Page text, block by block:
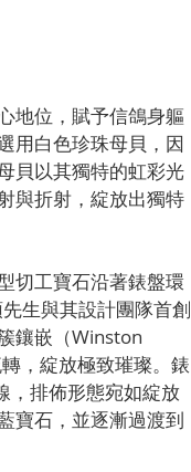
地位，賦予信鴿身軀
用白色珍珠母貝，因
貝以其獨特的虹彩光
與折射，綻放出獨特
切工寶石沿著錶盤環
生與其設計團隊首創
鑲嵌（Winston
，綻放極致璀璨。錶
，排佈形態宛如綻放
寶石，並逐漸過渡到